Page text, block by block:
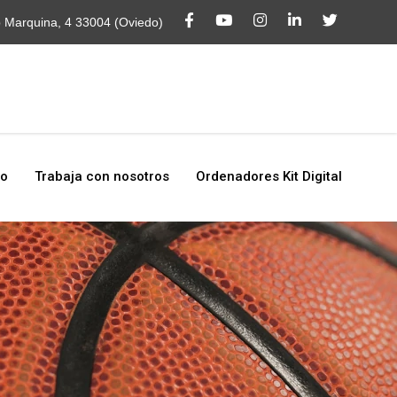
4 33004 (Oviedo)
Trabaja con nosotros Ordenadores Kit Digital
Trabaja con nosotros Ordenadores Kit Digital